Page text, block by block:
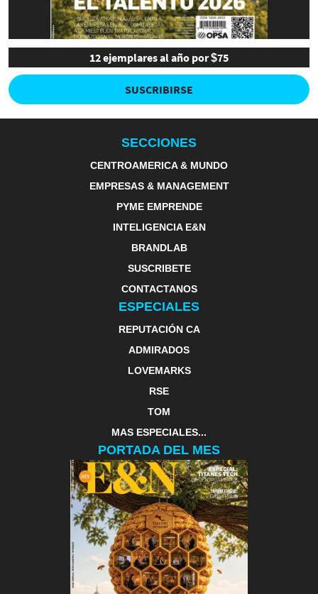
12 ejemplares al año por $75
SUSCRIBIRSE
SECCIONES
CENTROAMERICA & MUNDO
EMPRESAS & MANAGEMENT
PYME EMPRENDE
INTELIGENCIA E&N
BRANDLAB
SUSCRIBETE
CONTACTANOS
ESPECIALES
REPUTACIÓN CA
ADMIRADOS
LOVEMARKS
RSE
TOM
MAS ESPECIALES...
PORTADA DEL MES